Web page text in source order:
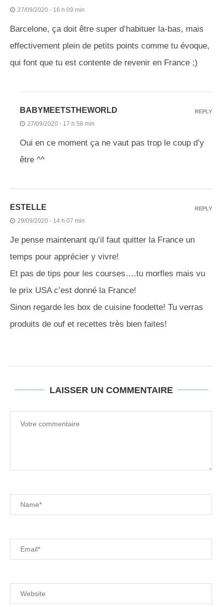
27/09/2020 - 16 h 09 min
Barcelone, ça doit être super d’habituer la-bas, mais
effectivement plein de petits points comme tu évoque,
qui font que tu est contente de revenir en France ;)
BABYMEETSTHEWORLD
27/09/2020 - 17 h 58 min
Oui en ce moment ça ne vaut pas trop le coup d’y
être ^^
REPLY
ESTELLE
29/09/2020 - 14 h 07 min
Je pense maintenant qu’il faut quitter la France un
temps pour apprécier y vivre!
Et pas de tips pour les courses….tu morfles mais vu
le prix USA c’est donné la France!
Sinon regarde les box de cuisine foodette! Tu verras
produits de ouf et recettes très bien faites!
REPLY
LAISSER UN COMMENTAIRE